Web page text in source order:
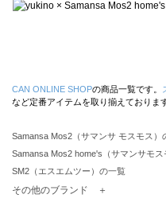
CAN ONLINE SHOPの商品一覧です。
など定番アイテムを取り揃えております
Samansa Mos2（サマンサ モスモス）
Samansa Mos2 home's（サマンサモ
SM2（エスエムツー）の一覧
TSUHARU by Samansa Mos2（ツハル
その他のブランド ＋